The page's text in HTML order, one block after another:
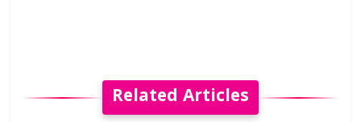
Related Articles